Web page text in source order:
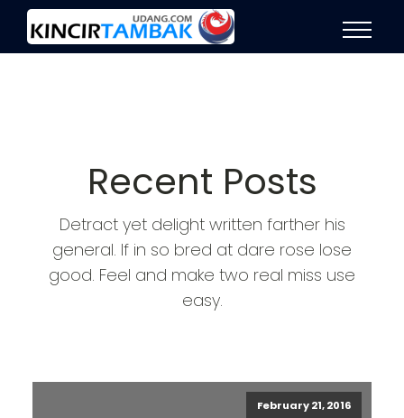
Recent Posts
Detract yet delight written farther his
general. If in so bred at dare rose lose
good. Feel and make two real miss use
easy.
February 21, 2016